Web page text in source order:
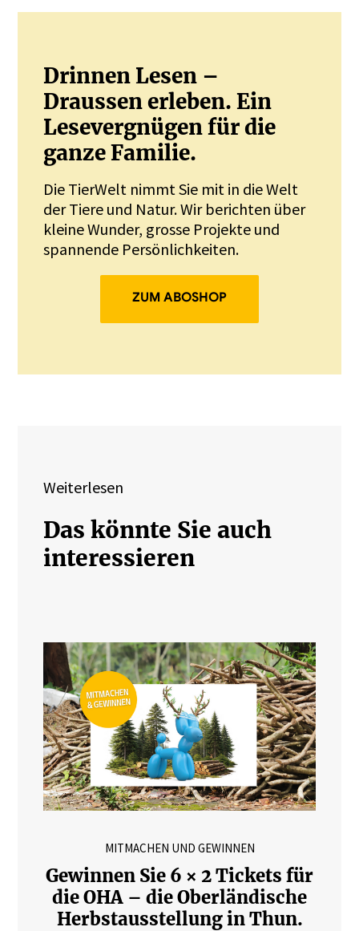
Drinnen Lesen –
Draussen erleben. Ein
Lesevergnügen für die
ganze Familie.
Die TierWelt nimmt Sie mit in die Welt
der Tiere und Natur. Wir berichten über
kleine Wunder, grosse Projekte und
spannende Persönlichkeiten.
ZUM ABOSHOP
Weiterlesen
Das könnte Sie auch
interessieren
MITMACHEN UND GEWINNEN
Gewinnen Sie 6 × 2 Tickets für
die OHA – die Oberländische
Herbstausstellung in Thun.